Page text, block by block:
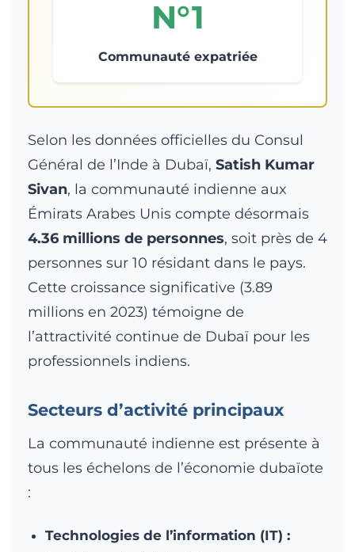
N°1
Communauté expatriée
Selon les données officielles du Consul
Général de l’Inde à Dubaï, Satish Kumar
Sivan, la communauté indienne aux
Émirats Arabes Unis compte désormais
4.36 millions de personnes, soit près de 4
personnes sur 10 résidant dans le pays.
Cette croissance significative (3.89
millions en 2023) témoigne de
l’attractivité continue de Dubaï pour les
professionnels indiens.
Secteurs d’activité principaux
La communauté indienne est présente à
tous les échelons de l’économie dubaïote
:
Technologies de l’information (IT) :